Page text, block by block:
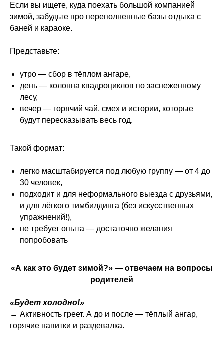
Если вы ищете, куда поехать большой компанией
зимой, забудьте про переполненные базы отдыха с
баней и караоке.
Представьте:
утро — сбор в тёплом ангаре,
день — колонна квадроциклов по заснеженному
лесу,
вечер — горячий чай, смех и истории, которые
будут пересказывать весь год.
Такой формат:
легко масштабируется под любую группу — от 4 до
30 человек,
подходит и для неформального выезда с друзьями,
и для лёгкого тимбилдинга (без искусственных
упражнений!),
не требует опыта — достаточно желания
попробовать
«А как это будет зимой?» — отвечаем на вопросы
родителей
«Будет холодно!»
→ Активность греет. А до и после — тёплый ангар,
горячие напитки и раздевалка.